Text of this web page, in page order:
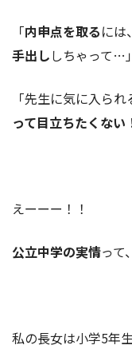
「内申点を取るには
手出ししちゃって…」
「先生に気に入ら
って目立ちたくない
えーーー！！
公立中学の実情って
私の長女は小学5年生